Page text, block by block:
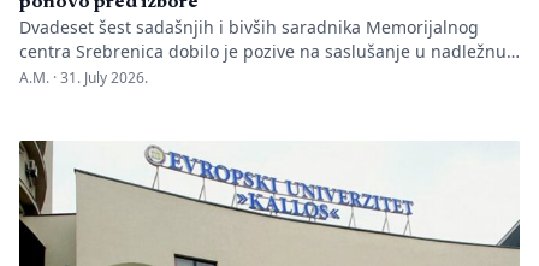
Dvadeset šest sadašnjih i bivših saradnika Memorijalnog
centra Srebrenica dobilo je pozive na saslušanje u nadležnu
policijsku stanicu po nalogu Okružnog javnog tužilaštva u
nakon predstavljanja godišnjeg Izvještaja o negiranju
genocida. Iz Memorijalnog centra upozoravaju da se
istovremeno pozivanje […]
A.M. ·31. July 2026.